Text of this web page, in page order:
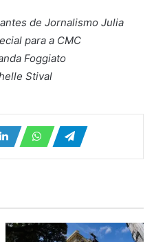
de Jornalismo Julia
para a CMC
Foggiato
Stival